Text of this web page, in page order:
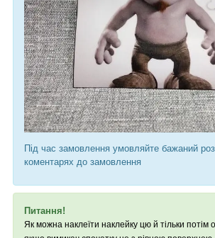
Під час замовлення умовляйте бажаний
коментарях до замовлення
Питання!
Як можна наклеїти наклейку цю й тільки потім